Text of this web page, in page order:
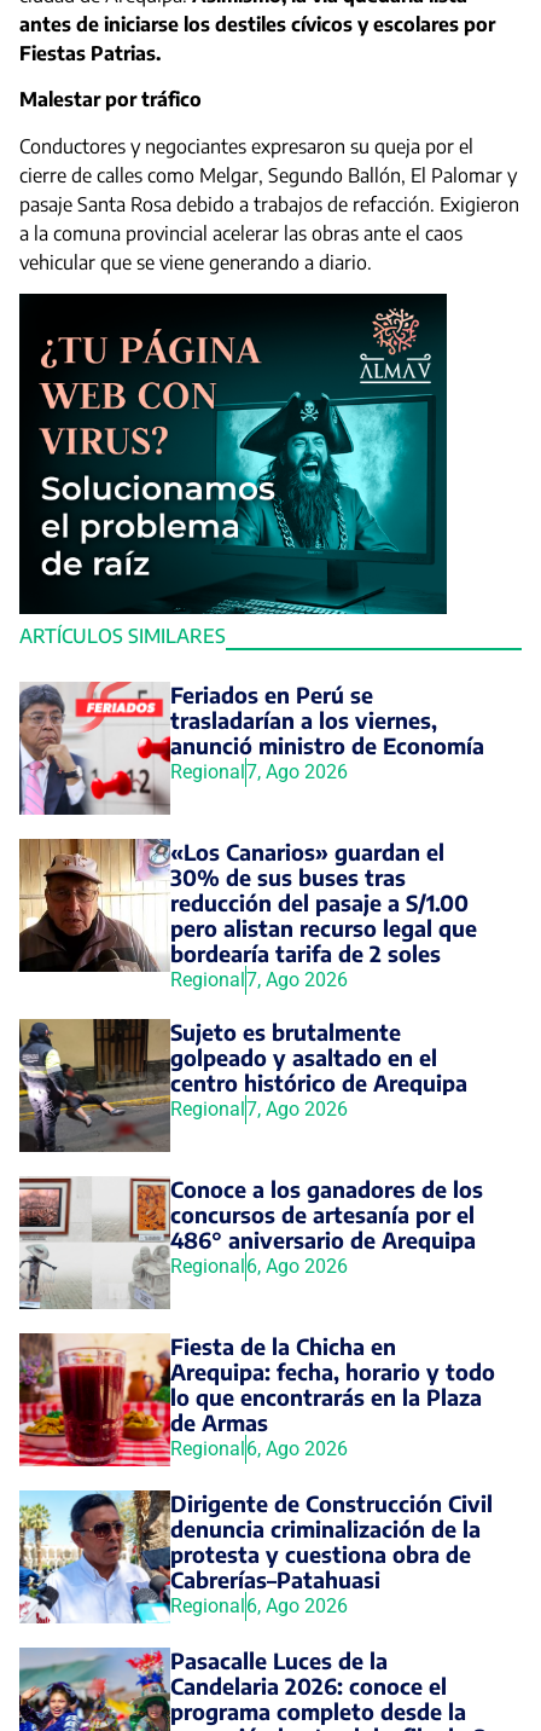
ARTÍCULOS SIMILARES
Feriados en Perú se
trasladarían a los viernes,
anunció ministro de Economía
Regional7, Ago 2026
«Los Canarios» guardan el
30% de sus buses tras
reducción del pasaje a S/1.00
pero alistan recurso legal que
bordearía tarifa de 2 soles
Regional7, Ago 2026
Sujeto es brutalmente
golpeado y asaltado en el
centro histórico de Arequipa
Regional7, Ago 2026
Conoce a los ganadores de los
concursos de artesanía por el
486° aniversario de Arequipa
Regional6, Ago 2026
Fiesta de la Chicha en
Arequipa: fecha, horario y todo
lo que encontrarás en la Plaza
de Armas
Regional6, Ago 2026
Dirigente de Construcción Civil
denuncia criminalización de la
protesta y cuestiona obra de
Cabrerías–Patahuasi
Regional6, Ago 2026
Pasacalle Luces de la
Candelaria 2026: conoce el
programa completo desde la
antes de iniciarse los destiles cívicos y escolares por
Fiestas Patrias.
Malestar por tráfico
Conductores y negociantes expresaron su queja por el
cierre de calles como Melgar, Segundo Ballón, El Palomar y
pasaje Santa Rosa debido a trabajos de refacción. Exigieron
a la comuna provincial acelerar las obras ante el caos
vehicular que se viene generando a diario.